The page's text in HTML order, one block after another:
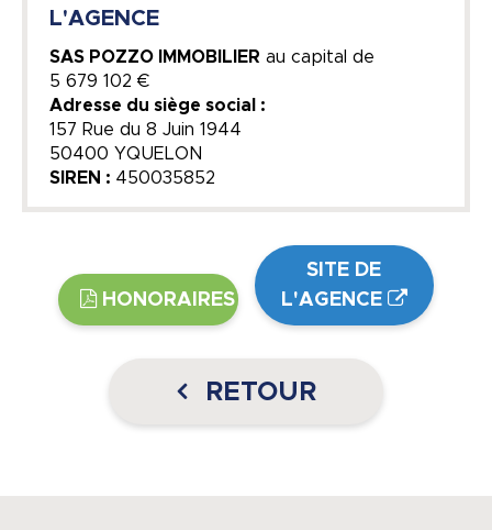
L'AGENCE
SAS POZZO IMMOBILIER au capital de
5 679 102 €
Adresse du siège social :
157 Rue du 8 Juin 1944
50400 YQUELON
SIREN : 450035852
HONORAIRES
SITE DE
L'AGENCE
RETOUR